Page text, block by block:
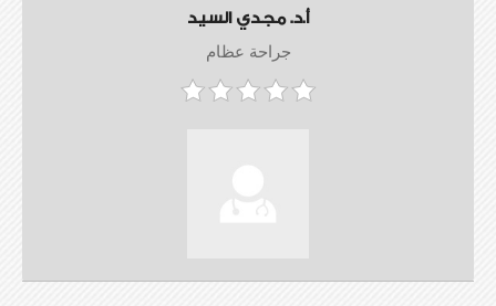
أ.د. مجدي السيد
جراحة عظام